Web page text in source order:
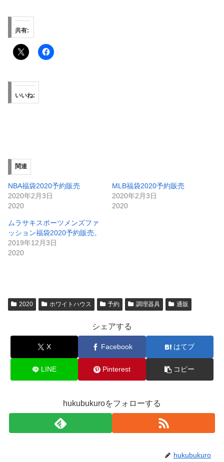
共有:
いいね:
関連
NBA福袋2020予約販売
2020年2月3日
2020
MLB福袋2020予約販売
2020年2月3日
2020
ムラサキスポーツメンズファ
ッション福袋2020予約販売。
2019年12月3日
2020
2020 ホワイトハウス 予約 調理器具 通販
シェアする
X Facebook はてブ
LINE Pinterest コピー
hukubukuroをフォローする
hukubukuro